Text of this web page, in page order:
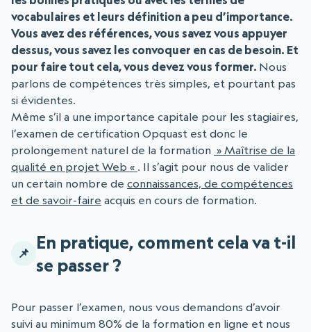
vocabulaires et leurs définition a peu d’importance.
Vous avez des références, vous savez vous appuyer
dessus, vous savez les convoquer en cas de besoin. Et
pour faire tout cela, vous devez vous former. Nous
parlons de compétences très simples, et pourtant pas
si évidentes.
Même s’il a une importance capitale pour les stagiaires,
l’examen de certification Opquast est donc le
prolongement naturel de la formation » Maîtrise de la
qualité en projet Web « . Il s’agit pour nous de valider
un certain nombre de connaissances, de compétences
et de savoir-faire acquis en cours de formation.
En pratique, comment cela va t-il
se passer ?
Pour passer l’examen, nous vous demandons d’avoir
suivi au minimum 80% de la formation en ligne et nous